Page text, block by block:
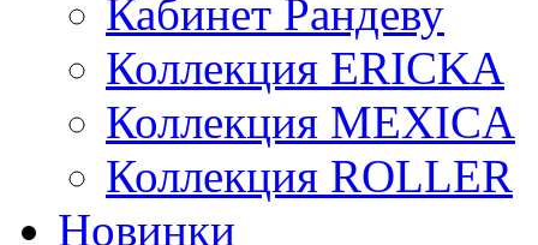
Кабинет Рандеву
Коллекция ERICKA
Коллекция MEXICA
Коллекция ROLLER
Новинки